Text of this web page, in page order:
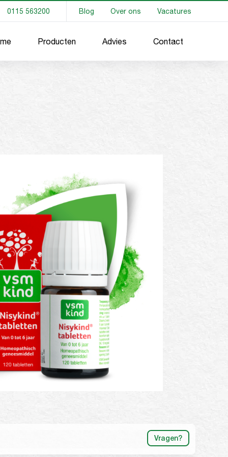
0115 563200 Blog Over ons Vacatures
Producten Advies Contact
Vragen?